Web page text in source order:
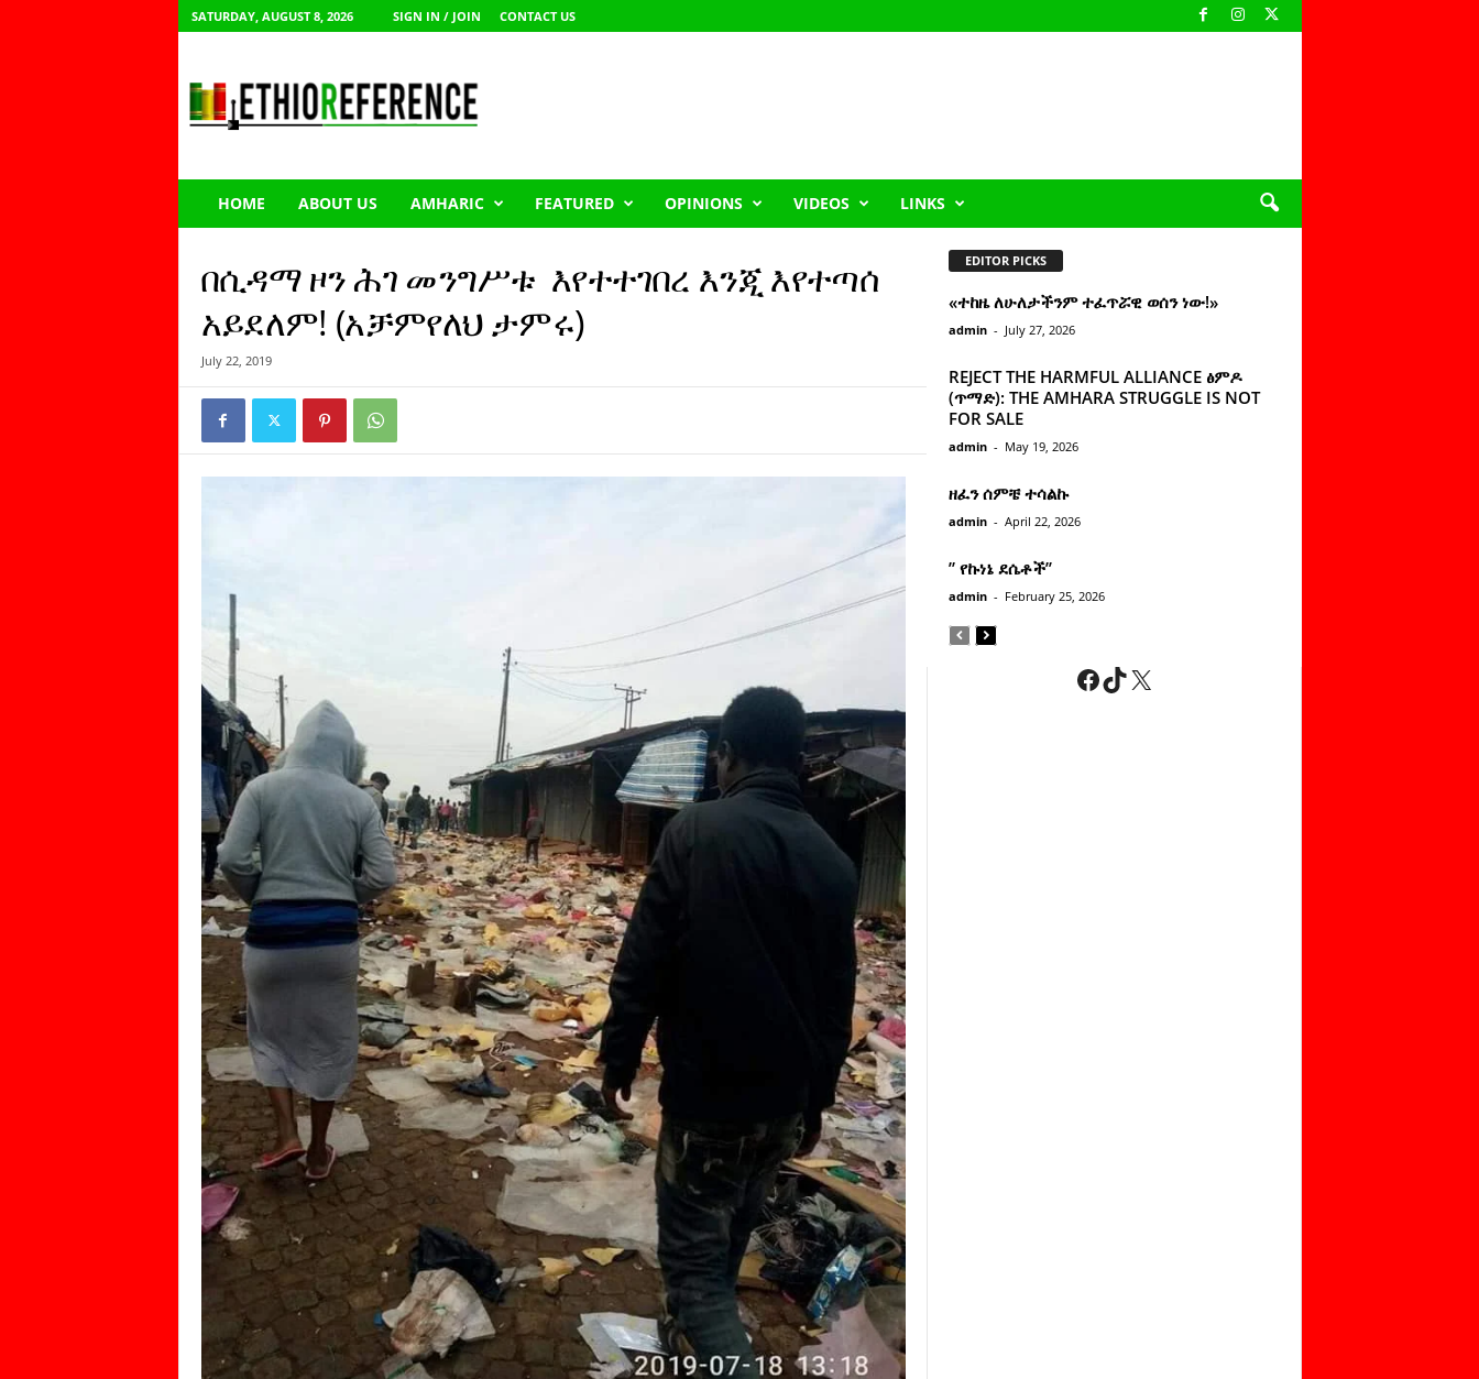
SATURDAY, AUGUST 8, 2026 SIGN IN / JOIN CONTACT US
h
HOME ABOUT US AMHARIC FEATURED OPINIONS VIDEOS LINKS
በሲዳማ ዞን ሕገ መንግሥቱ እየተተገበረ እንጂ እየተጣሰ
አይደለም! (አቻምየለህ ታምሩ)
July 22, 2019
EDITOR PICKS
«ተከዜ ለሁለታችንም ተፈጥሯዊ ወሰን ነው!»
admin - July 27, 2026
REJECT THE HARMFUL ALLIANCE ፅምዶ
(ጥማድ): THE AMHARA STRUGGLE IS NOT
FOR SALE
admin - May 19, 2026
ዘፈን ሰምቼ ተሳልኩ
admin - April 22, 2026
” የኩነኔ ደሴቶች’’
admin - February 25, 2026
Facebook
TikTok
X